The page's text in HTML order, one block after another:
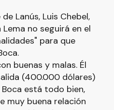
Lanús, Luis Chebel,
no seguirá en el
para que
buenas y malas. Él
(400.000 dólares)
está todo bien,
muy buena relación